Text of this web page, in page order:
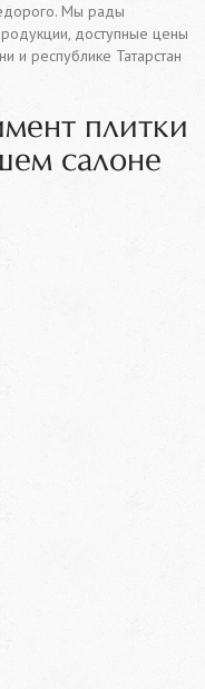
Мы рады
доступные цены
и республике Татарстан
плитки
салоне